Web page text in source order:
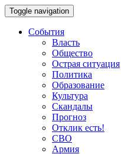
Toggle navigation
События
Власть
Общество
Острая ситуация
Политика
Образование
Культура
Скандалы
Прогноз
Отклик есть!
СВО
Армия